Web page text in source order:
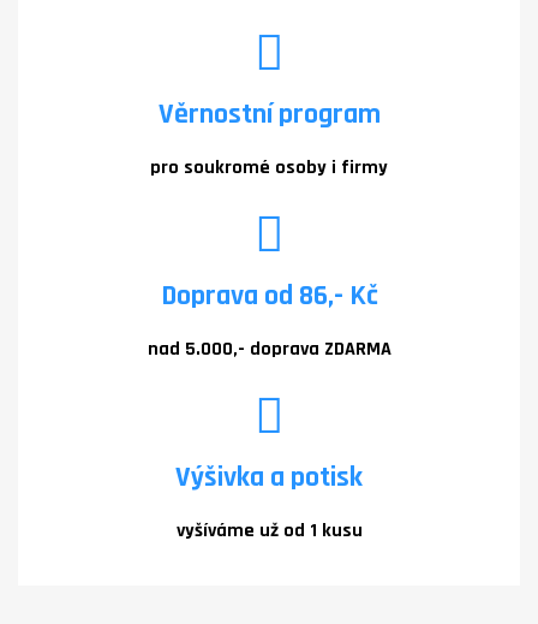
Věrnostní program
pro soukromé osoby i firmy
Doprava od 86,- Kč
nad 5.000,- doprava ZDARMA
Výšivka a potisk
vyšíváme už od 1 kusu